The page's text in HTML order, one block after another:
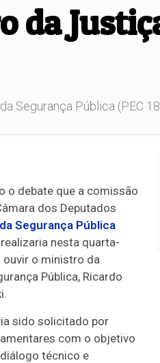
Segurança Pública (PEC
o debate que a comissão
dos Deputados
Segurança Pública
nesta quarta-
ouvir o ministro da
Pública, Ricardo
sido solicitado por
com o objetivo
técnico e